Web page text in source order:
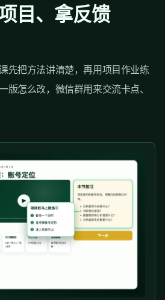
目、拿反馈
先把方法讲清楚，再用项目作业练
版怎么改，微信群用来交流卡点、